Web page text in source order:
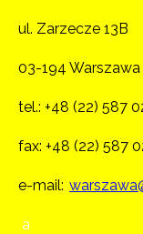
ul. Zarzecze 13B
03-194 Warszawa
tel.: +48 (22) 587
fax: +48 (22) 587
e-mail:
a